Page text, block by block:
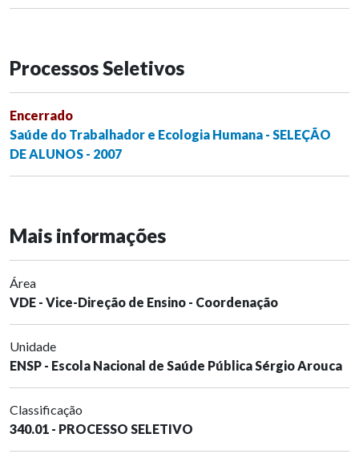
Processos Seletivos
Encerrado
Saúde do Trabalhador e Ecologia Humana - SELEÇÃO
DE ALUNOS - 2007
Mais informações
Área
VDE - Vice-Direção de Ensino - Coordenação
Unidade
ENSP - Escola Nacional de Saúde Pública Sérgio Arouca
Classificação
340.01 - PROCESSO SELETIVO